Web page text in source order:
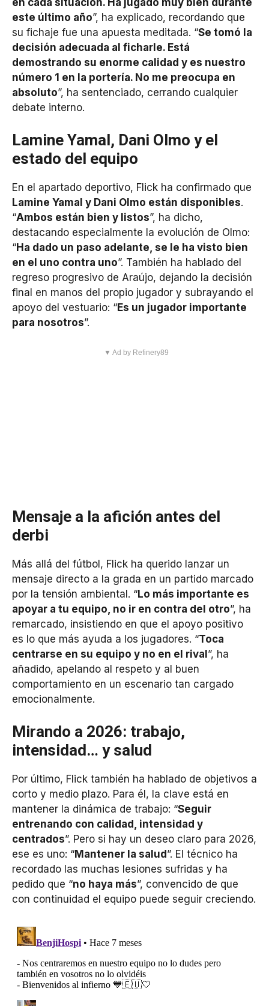
en cada situación. Ha jugado muy bien durante
este último año”, ha explicado, recordando que
su fichaje fue una apuesta meditada. “Se tomó la
decisión adecuada al ficharle. Está
demostrando su enorme calidad y es nuestro
número 1 en la portería. No me preocupa en
absoluto”, ha sentenciado, cerrando cualquier
debate interno.
Lamine Yamal, Dani Olmo y el
estado del equipo
En el apartado deportivo, Flick ha confirmado que
Lamine Yamal y Dani Olmo están disponibles.
“Ambos están bien y listos”, ha dicho,
destacando especialmente la evolución de Olmo:
“Ha dado un paso adelante, se le ha visto bien
en el uno contra uno”. También ha hablado del
regreso progresivo de Araújo, dejando la decisión
final en manos del propio jugador y subrayando el
apoyo del vestuario: “Es un jugador importante
para nosotros”.
▼ Ad by Refinery89
Mensaje a la afición antes del
derbi
Más allá del fútbol, Flick ha querido lanzar un
mensaje directo a la grada en un partido marcado
por la tensión ambiental. “Lo más importante es
apoyar a tu equipo, no ir en contra del otro”, ha
remarcado, insistiendo en que el apoyo positivo
es lo que más ayuda a los jugadores. “Toca
centrarse en su equipo y no en el rival ”, ha
añadido, apelando al respeto y al buen
comportamiento en un escenario tan cargado
emocionalmente.
Mirando a 2026: trabajo,
intensidad… y salud
Por último, Flick también ha hablado de objetivos a
corto y medio plazo. Para él, la clave está en
mantener la dinámica de trabajo: “Seguir
entrenando con calidad, intensidad y
centrados”. Pero si hay un deseo claro para 2026,
ese es uno: “Mantener la salud”. El técnico ha
recordado las muchas lesiones sufridas y ha
pedido que “no haya más”, convencido de que
con continuidad el equipo puede seguir creciendo.